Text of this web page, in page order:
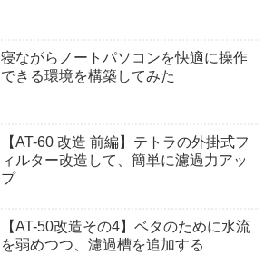
寝ながらノートパソコンを快適に操作
できる環境を構築してみた
【AT-60 改造 前編】テトラの外掛式フ
ィルター改造して、簡単に濾過力アッ
プ
【AT-50改造その4】ベタのために水流
を弱めつつ、濾過槽を追加する